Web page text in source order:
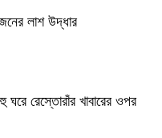
লাশ উদ্ধার
ঘরে রেস্তোরাঁর খাবারের ওপর